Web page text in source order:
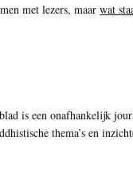
met lezers, maarwat
is een onafhankelijk
thema’s en